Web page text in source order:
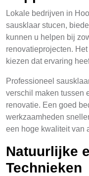
Lokale bedrijven in
sausklaar stucen,
kunnen u helpen bij
renovatieprojecten.
kiezen dat ervaring
Professioneel
verschil maken tussen
renovatie. Een goed
werkzaamheden
een hoge kwaliteit van
Natuurlijke
Technieken